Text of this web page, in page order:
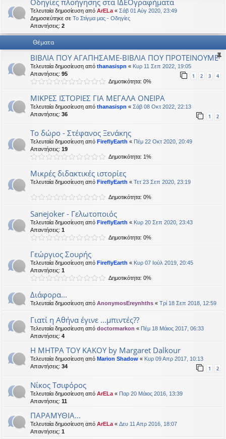
εις
Οδηγίες πλοήγησης στα ΙΔΕΟγραφήματα
Τελευταία δημοσίευση από ArELa « Σάβ 01 Αύγ 2020, 23:49
Δημοσιεύτηκε σε Το Στίγμα μας - Οδηγίες
Απαντήσεις: 2
Θέματα
ΒΙΒΛΙΑ ΠΟΥ ΑΓΑΠΗΣΑΜΕ-BIBΛΙΑ ΠΟΥ ΠΡΟΤΕΙΝΟΥΜΕ
Τελευταία δημοσίευση από thanasispn « Κυρ 11 Σεπ 2022, 19:05
Απαντήσεις: 95 1 2 3 4
Δημοτικότητα: 0%
ΜΙΚΡΕΣ ΙΣΤΟΡΙΕΣ ΓΙΑ ΜΕΓΑΛΑ ΟΝΕΙΡΑ
Τελευταία δημοσίευση από thanasispn « Σάβ 08 Οκτ 2022, 22:13
Απαντήσεις: 36 1 2
Το δώρο - Στέφανος Ξενάκης
Τελευταία δημοσίευση από FireflyEarth « Πέμ 22 Οκτ 2020, 20:49
Απαντήσεις: 19
Δημοτικότητα: 1%
Μικρές διδακτικές ιστορίες
Τελευταία δημοσίευση από FireflyEarth « Τετ 23 Σεπ 2020, 23:19
Δημοτικότητα: 0%
Sanejoker - Γελωτοποιός
Τελευταία δημοσίευση από FireflyEarth « Κυρ 20 Σεπ 2020, 23:43
Απαντήσεις: 1
Δημοτικότητα: 0%
Γεώργιος Σουρής
Τελευταία δημοσίευση από FireflyEarth « Κυρ 07 Ιούλ 2019, 20:45
Απαντήσεις: 1
Δημοτικότητα: 0%
Διάφορα...
Τελευταία δημοσίευση από AnonymosEreynhths « Τρί 18 Σεπ 2018, 12:59
Γιατί η Αθήνα έγινε ...μπιντές??
Τελευταία δημοσίευση από doctormarkon « Πέμ 18 Μάιος 2017, 06:33
Απαντήσεις: 4
Η ΜΗΤΡΑ ΤΟΥ ΚΑΚΟΥ by Margaret Dalkour
Τελευταία δημοσίευση από Marion Shadow « Κυρ 09 Απρ 2017, 10:13
Απαντήσεις: 34 1 2
Νίκος Τσιφόρος
Τελευταία δημοσίευση από ArELa « Παρ 20 Μάιος 2016, 13:39
Απαντήσεις: 11
ΠΑΡΑΜΥΘΙΑ...
Τελευταία δημοσίευση από ArELa « Δευ 11 Απρ 2016, 18:07
Απαντήσεις: 1